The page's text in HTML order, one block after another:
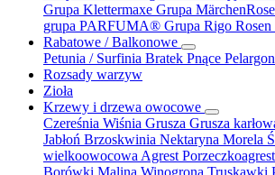
Grupa Klettermaxe Grupa
grupa PARFUMA® Grupa Rigo Rosen
Rabatowe / Balkonowe
Petunia / Surfinia Bratek Pnące
Rozsady warzyw
Zioła
Krzewy i drzewa owocowe
Czereśnia Wiśnia Grusza Grusza
Jabłoń Brzoskwinia Nektaryna Morela
wielkoowocowa Agrest Porzeczkoagrest
Borówki Malina Winogrona Truskawki